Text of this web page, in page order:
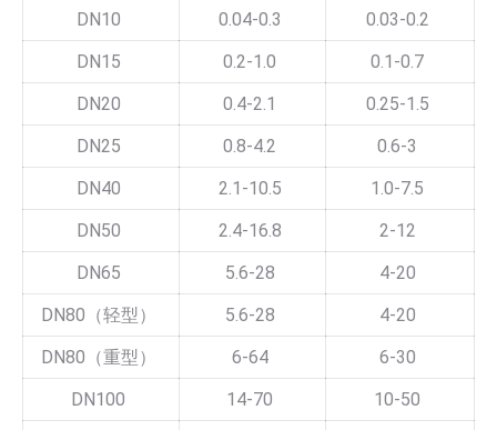
DN10
0.04-0.3
0.03-0.2
DN15
0.2-1.0
0.1-0.7
DN20
0.4-2.1
0.25-1.5
DN25
0.8-4.2
0.6-3
DN40
2.1-10.5
1.0-7.5
DN50
2.4-16.8
2-12
DN65
5.6-28
4-20
DN80（轻型）
5.6-28
4-20
DN80（重型）
6-64
6-30
DN100
14-70
10-50